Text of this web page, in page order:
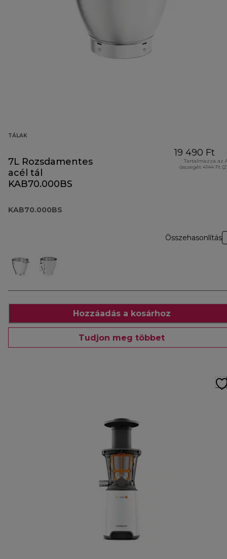
TÁLAK
7L Rozsdamentes
acél tál
KAB70.000BS
KAB70.000BS
19 490 Ft
Tartalmazza az
összegét 4144 Ft
Összehasonlítás
Hozzáadás a kosárhoz
Tudjon meg többet